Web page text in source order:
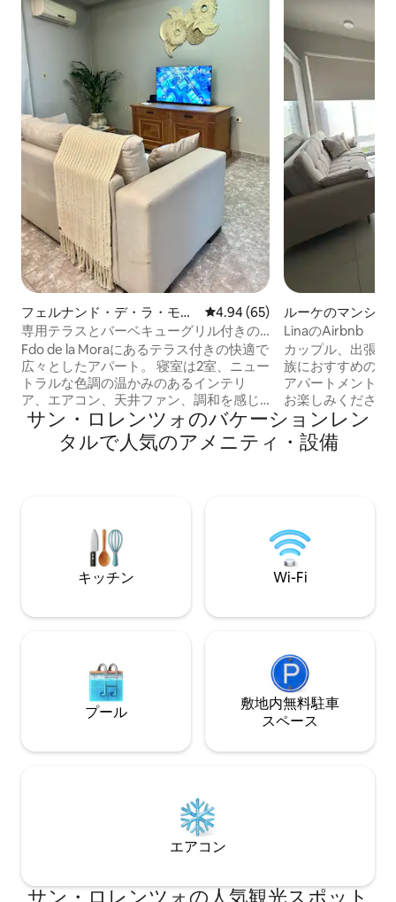
フェルナンド・デ・ラ・モラ
の一軒家
レビュー65件、5つ星中4.94つ
4.94 (65)
専用テラスとバーベキューグリル付きの
ファミリーアパートメント
Fdo de la Moraにあるテラス付きの快適で
広々としたアパート。 寝室は2室、ニュー
トラルな色調の温かみのあるインテリ
ア、エアコン、天井ファン、調和を感じ
させる自然なディテールが特徴です。 🛁
広々としたシャワーとお湯が備わった、
モダンでリノベーションされたバスルー
するのに最適です。 アームチェアとグリ
ルを備えた専用バルコニー。 1 駐車場
ルーケのマンショ
LinaのAirbnb
カップル、出張者
族におすすめの、
アパートメントで
お楽しみください。 このアパートに
下の設備が備わ
適なダブルベッ
ファベッド 🧺 寝
利な立地： 空港か
サン・ロレンツォのバケーションレン
タルで人気のアメニティ・設備
キッチン Wi-Fi
プール
敷地内無料駐⁠車
ス⁠ペ⁠ー⁠ス
エアコン